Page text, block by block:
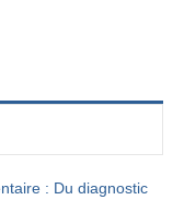
: Du diagnostic